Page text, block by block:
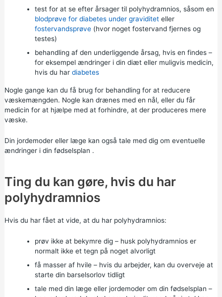
test for at se efter årsager til polyhydramnios, såsom en
blodprøve for diabetes under graviditeteller
fostervandsprøve(hvor noget fostervand fjernes og
testes)
behandling af den underliggende årsag, hvis en findes –
for eksempel ændringer i din diæt eller muligvis medicin,
hvis du har diabetes
Nogle gange kan du få brug for behandling for at reducere
væskemængden. Nogle kan drænes med en nål, eller du får
medicin for at hjælpe med at forhindre, at der produceres mere
væske.
Din jordemoder eller læge kan også tale med dig om eventuelle
ændringer i din fødselsplan .
Ting du kan gøre, hvis du har
polyhydramnios
Hvis du har fået at vide, at du har polyhydramnios:
prøv ikke at bekymre dig – husk polyhydramnios er
normalt ikke et tegn på noget alvorligt
få masser af hvile – hvis du arbejder, kan du overveje at
starte din barselsorlov tidligt
tale med din læge eller jordemoder om din fødselsplan –